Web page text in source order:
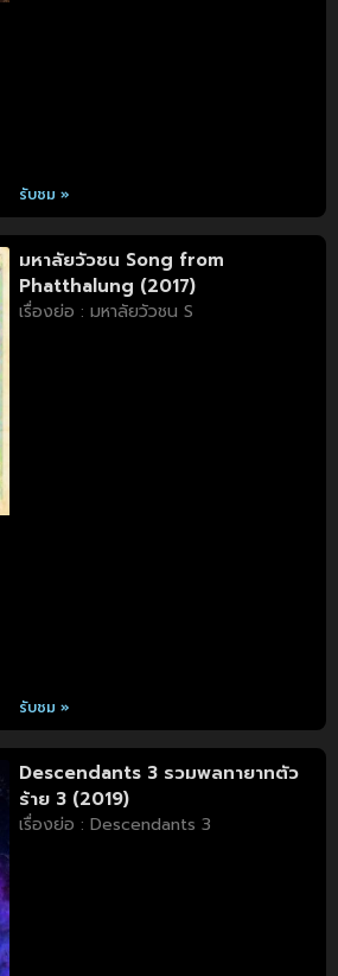
รับชม »
มหาลัยวัวชน Song from
Phatthalung (2017)
เรื่องย่อ : มหาลัยวัวชน S
รับชม »
Descendants 3 รวมพลทายาทตัว
ร้าย 3 (2019)
เรื่องย่อ : Descendants 3